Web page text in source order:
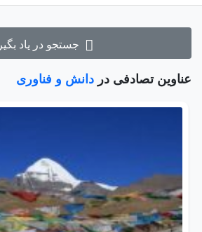
جستجو در یاد بگیر
عناوین تصادفی در دانش و فناوری